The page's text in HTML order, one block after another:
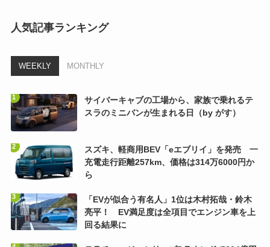
人気記事ランキング
WEEKLY MONTHLY
サイバーキャブの工場から、家族で乗れるテ
スラのミニバンが生まれる日（by がす）
スズキ、軽商用BEV「eエブリイ」を発売 一
充電走行距離257km、価格は314万6000円か
ら
「EVが似合う有名人」1位は木村拓哉・鈴木
亮平！ EV満足度は全項目でエンジン車を上
回る結果に